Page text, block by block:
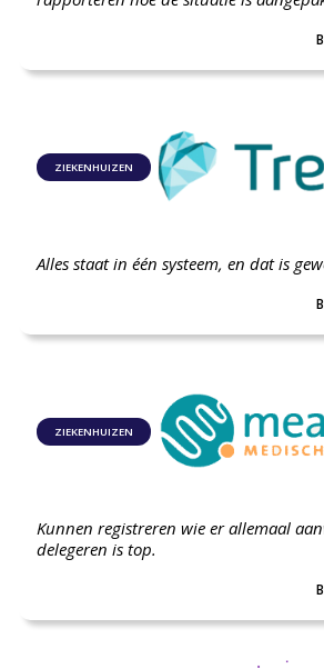
ZIEKENHUIZEN
Alles staat in één systeem, en dat is
ZIEKENHUIZEN
Kunnen registreren wie er allemaal
delegeren is top.